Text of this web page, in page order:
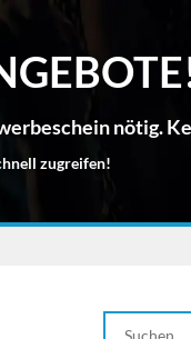
nötig.
zugreifen!